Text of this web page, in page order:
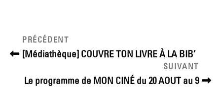
Navigation
de
l’article
Article
précédent
PRÉCÉDENT
[Médiathèque] COUVRE TON LIVRE À LA BIB’
suivant
SUIVANT
Le programme de MON CINÉ du 20 AOUT au 9